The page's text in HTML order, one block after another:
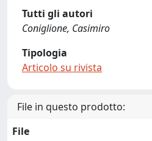
Tutti gli autori
Coniglione, Casimiro
Tipologia
Articolo su rivista
File in questo prodotto:
File